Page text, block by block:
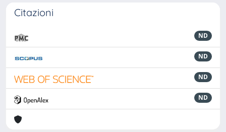
Citazioni
ND
ND
ND
ND